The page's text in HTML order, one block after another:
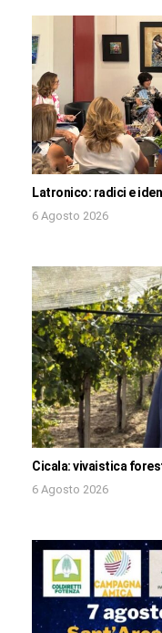
Latronico: radici e
6 Agosto 2026
Cicala: vivaistica
6 Agosto 2026